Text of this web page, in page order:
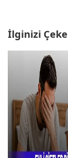
İlginizi